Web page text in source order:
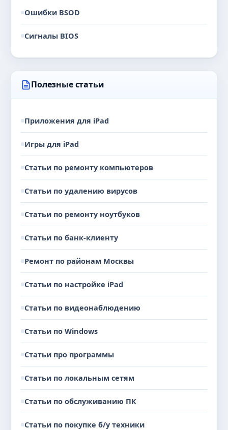
Ошибки BSOD
Сигналы BIOS
Полезные статьи
Приложения для iPad
Игры для iPad
Статьи по ремонту компьютеров
Статьи по удалению вирусов
Статьи по ремонту ноутбуков
Статьи по банк-клиенту
Ремонт по районам Москвы
Статьи по настройке iPad
Статьи по видеонаблюдению
Статьи по Windows
Статьи про программы
Статьи по локальным сетям
Статьи по обслуживанию ПК
Статьи по покупке б/у техники